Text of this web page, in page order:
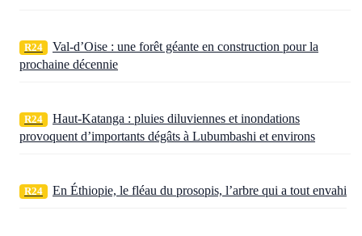
R24
Val-d’Oise : une forêt géante en construction pour la
prochaine décennie
R24
Haut-Katanga : pluies diluviennes et inondations
provoquent d’importants dégâts à Lubumbashi et environs
R24 En Éthiopie, le fléau du prosopis, l’arbre qui a tout envahi